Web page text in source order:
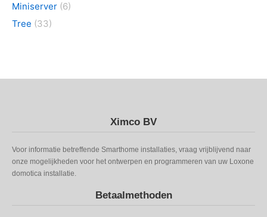
Miniserver (6)
Tree (33)
Ximco BV
Voor informatie betreffende Smarthome installaties, vraag vrijblijvend naar
onze mogelijkheden voor het ontwerpen en programmeren van uw Loxone
domotica installatie.
Betaalmethoden